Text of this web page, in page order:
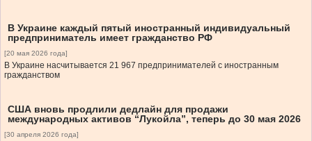
В Украине каждый пятый иностранный индивидуальный
предприниматель имеет гражданство РФ
[20 мая 2026 года]
В Украине насчитывается 21 967 предпринимателей с иностранным
гражданством
США вновь продлили дедлайн для продажи
международных активов “Лукойла”, теперь до 30 мая 2026
[30 апреля 2026 года]